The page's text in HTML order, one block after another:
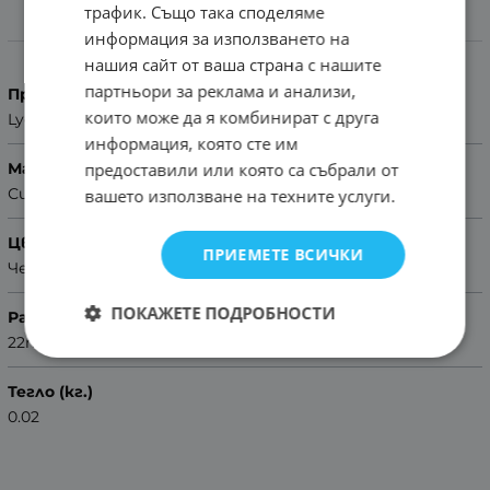
Характеристики
Производител
Lyon
Материал
Синтетика
Цвят
Червен
Размер
22mm
Тегло (кг.)
0.02
трафик. Също така споделяме
информация за използването на
нашия сайт от ваша страна с нашите
партньори за реклама и анализи,
които може да я комбинират с друга
информация, която сте им
предоставили или която са събрали от
вашето използване на техните услуги.
ПРИЕМЕТЕ ВСИЧКИ
ПОКАЖЕТЕ ПОДРОБНОСТИ